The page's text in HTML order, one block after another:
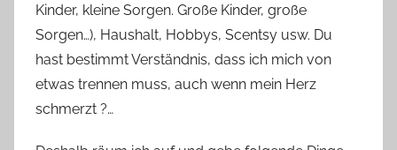
n
n
e
Kinder, kleine Sorgen. Große Kinder, große
Sorgen…), Haushalt, Hobbys, Scentsy usw. Du
hast bestimmt Verständnis, dass ich mich von
etwas trennen muss, auch wenn mein Herz
schmerzt ?…